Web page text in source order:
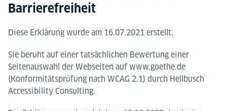
Barrierefreiheit
Diese Erklärung wurde am 16.07.2021 erstellt.
Sie beruht auf einer tatsächlichen Bewertung einer
Seitenauswahl der Webseiten auf www.goethe.de
(Konformitätsprüfung nach WCAG 2.1) durch Hellbusch
Accessibility Consulting.